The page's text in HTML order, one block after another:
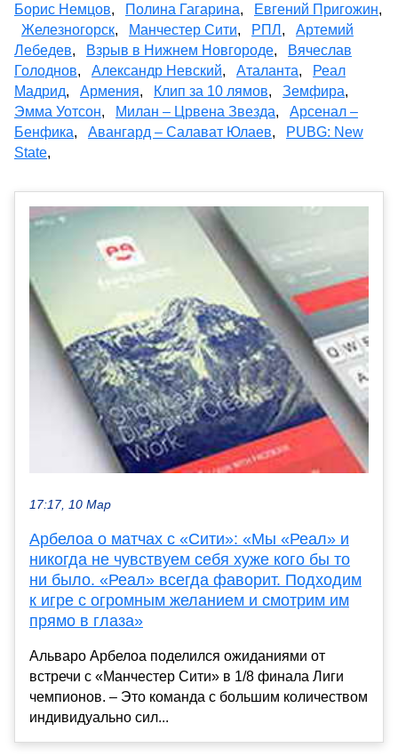
Борис Немцов, Полина Гагарина, Евгений Пригожин,
Железногорск, Манчестер Сити, РПЛ , Артемий
Лебедев, Взрыв в Нижнем Новгороде,
Вячеслав
Голоднов, Александр Невский, Аталанта,
Реал
Мадрид, Армения, Клип за 10 лямов, Земфира,
Эмма Уотсон, Милан – Црвена Звезда, Арсенал –
Бенфика, Авангард – Салават Юлаев,
PUBG: New
State,
17:17, 10 Мар
Арбелоа о матчах с «Сити»: «Мы «Реал» и
никогда не чувствуем себя хуже кого бы то
ни было. «Реал» всегда фаворит. Подходим
к игре с огромным желанием и смотрим им
прямо в глаза»
Альваро Арбелоа поделился ожиданиями от
встречи с «Манчестер Сити» в 1/8 финала Лиги
чемпионов. – Это команда с большим количеством
индивидуально сил...